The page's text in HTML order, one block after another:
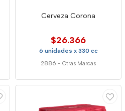
Cerveza Corona
$26.366
6 unidades x 330 cc
2886 - Otras Marcas